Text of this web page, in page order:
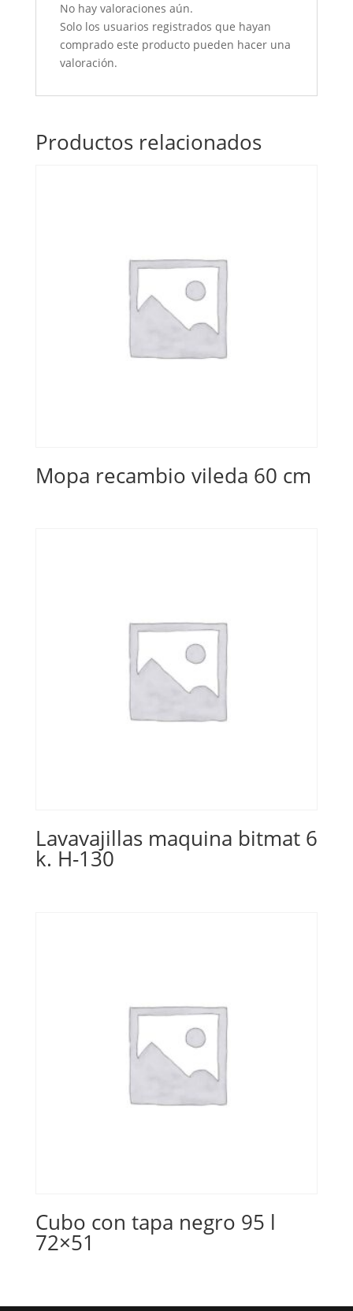
No hay valoraciones aún.
Solo los usuarios registrados que hayan
comprado este producto pueden hacer una
valoración.
Productos relacionados
Mopa recambio vileda 60 cm
Lavavajillas maquina bitmat 6
k. H-130
Cubo con tapa negro 95 l
72×51